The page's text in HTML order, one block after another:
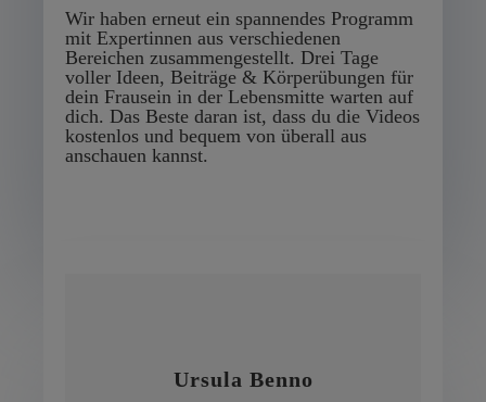
Wir haben erneut ein spannendes Programm
mit Expertinnen aus verschiedenen
Bereichen zusammengestellt. Drei Tage
voller Ideen, Beiträge & Körperübungen für
dein Frausein in der Lebensmitte warten auf
dich. Das Beste daran ist, dass du die Videos
kostenlos und bequem von überall aus
anschauen kannst.
Ursula Benno